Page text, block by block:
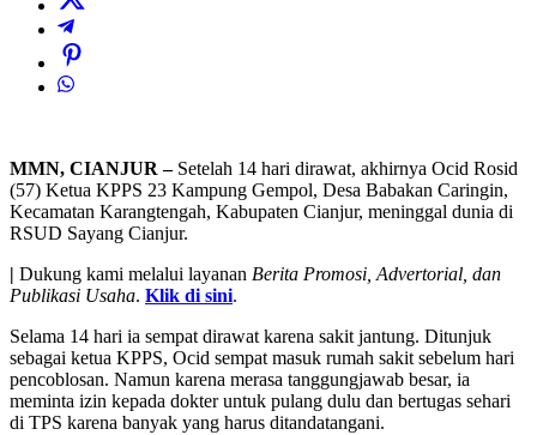
MMN, CIANJUR –Setelah 14 hari dirawat, akhirnya Ocid Rosid
(57) Ketua KPPS 23 Kampung Gempol, Desa Babakan Caringin,
Kecamatan Karangtengah, Kabupaten Cianjur, meninggal dunia di
RSUD Sayang Cianjur.
| Dukung kami melalui layanan Berita Promosi, Advertorial, dan
Publikasi Usaha. Klik di sini.
Selama 14 hari ia sempat dirawat karena sakit jantung. Ditunjuk
sebagai ketua KPPS, Ocid sempat masuk rumah sakit sebelum hari
pencoblosan. Namun karena merasa tanggungjawab besar, ia
meminta izin kepada dokter untuk pulang dulu dan bertugas sehari
di TPS karena banyak yang harus ditandatangani.